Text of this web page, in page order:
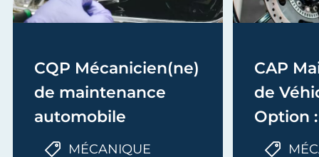
CQP Mécanicien(ne)
de maintenance
automobile
MÉCANIQUE
CAP
de
Option